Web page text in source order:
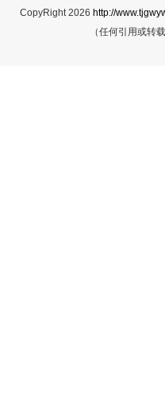
CopyRight 2026 http://
（任何引用或转